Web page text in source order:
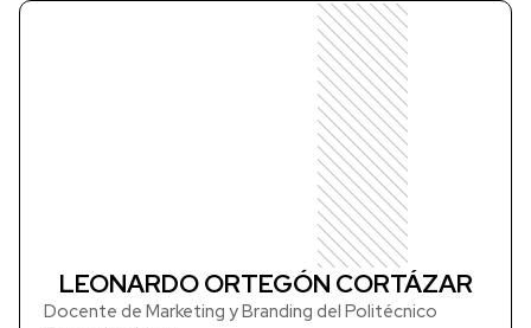
LEONARDO ORTEGÓN CORTÁZAR
Docente de Marketing y Branding del Politécnico